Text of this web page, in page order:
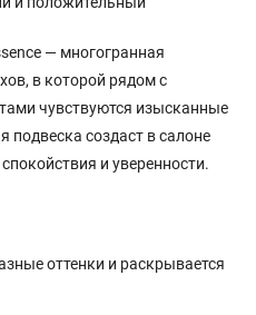
— многогранная
в которой рядом с
чувствуются изысканные
подвеска создаст в салоне
и уверенности.
оттенки и раскрывается